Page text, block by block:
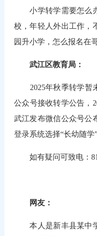
小学转学需要怎么办
校，年轻人外出工作，
园升小学，怎么报名在
武江区教育局：
2025年秋季转学暂
公众号接收转学公告，
武江发布微信公众号公
登录系统选择“长幼随学
如有疑问可致电：
网友：
本人是新丰县某中学